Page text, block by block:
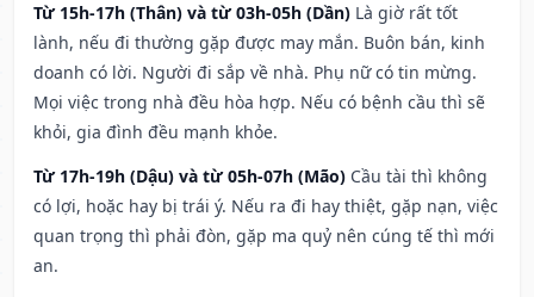
Từ 15h-17h (Thân) và từ 03h-05h (Dần) Là giờ rất tốt
lành, nếu đi thường gặp được may mắn. Buôn bán, kinh
doanh có lời. Người đi sắp về nhà. Phụ nữ có tin mừng.
Mọi việc trong nhà đều hòa hợp. Nếu có bệnh cầu thì sẽ
khỏi, gia đình đều mạnh khỏe.
Từ 17h-19h (Dậu) và từ 05h-07h (Mão) Cầu tài thì không
có lợi, hoặc hay bị trái ý. Nếu ra đi hay thiệt, gặp nạn, việc
quan trọng thì phải đòn, gặp ma quỷ nên cúng tế thì mới
an.